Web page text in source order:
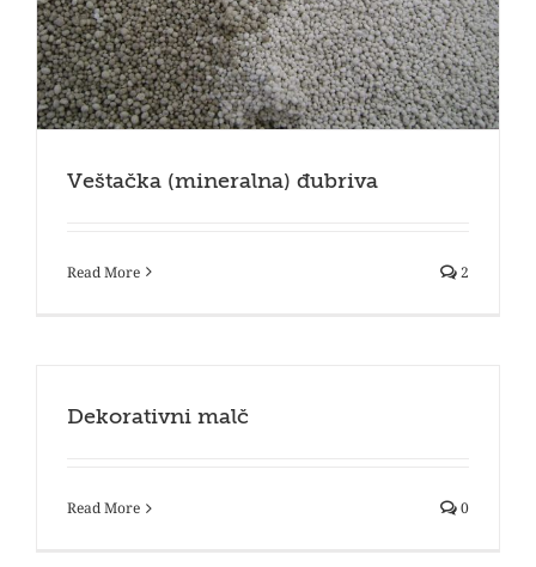
Veštačka (mineralna) đubriva
Read More 2
Dekorativni malč
Read More 0